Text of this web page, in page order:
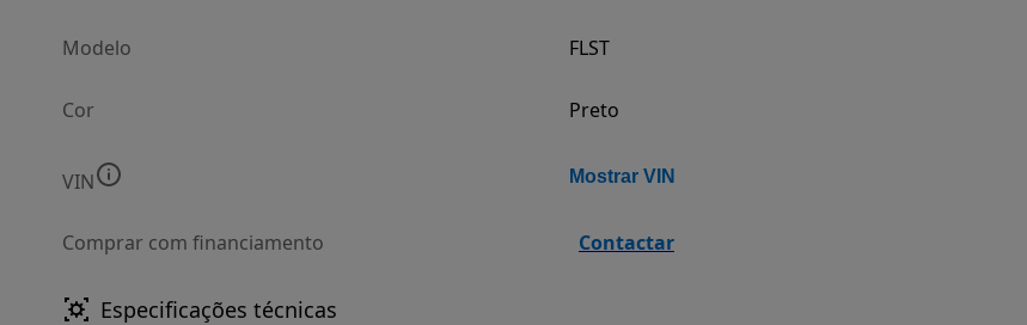
Modelo FLST
Cor Preto
VIN Mostrar VIN
Comprar com financiamento Contactar
Especificações técnicas